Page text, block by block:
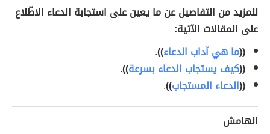
للمزيد من التفاصيل عن ما يعين على استجابة الدعاء الاطّلاع
على المقالات الآتية:
((ما هي آداب الدعاء))
.
((كيف يستجاب الدعاء بسرعة))
.
((الدعاء المستجاب))
.
الهامش